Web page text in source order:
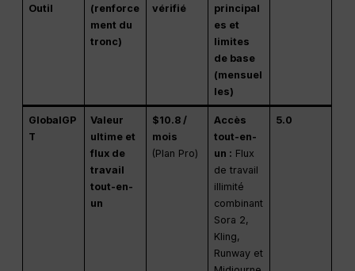
Outil
(renforce
ment du
tronc)
vérifié
principal
es et
limites
de base
(mensuel
les)
GlobalGP
T
Valeur
ultime et
flux de
travail
tout-en-
un
$10.8 /
mois
(Plan Pro)
Accès
tout-en-
un : Flux
de travail
illimité
combinant
Sora 2,
Kling,
Runway et
5.0